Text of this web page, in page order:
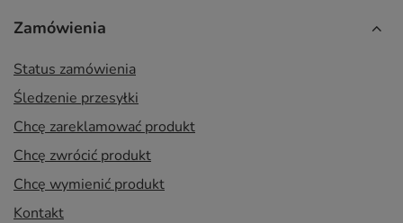
Zamówienia
Status zamówienia
Śledzenie przesyłki
Chcę zareklamować produkt
Chcę zwrócić produkt
Chcę wymienić produkt
Kontakt